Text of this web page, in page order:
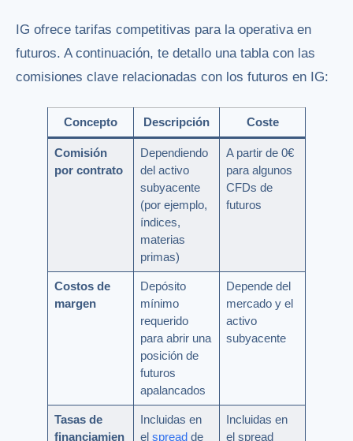
IG ofrece tarifas competitivas para la operativa en
futuros. A continuación, te detallo una tabla con las
comisiones clave relacionadas con los futuros en IG:
Concepto Descripción Coste
Comisión
por contrato
Dependiendo
del activo
subyacente
(por ejemplo,
índices,
materias
primas)
A partir de 0€
para algunos
CFDs de
futuros
Costos de
margen
Depósito
mínimo
requerido
para abrir una
posición de
futuros
apalancados
Depende del
mercado y el
activo
subyacente
Tasas de
financiamien
Incluidas en
el spreadde
Incluidas en
el spread